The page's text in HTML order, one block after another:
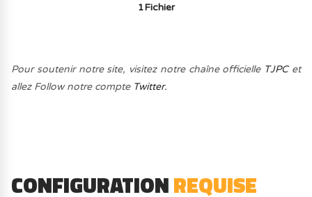
1Fichier
Pour soutenir notre site, visitez notre chaîne officielle TJPCet
allez Follow notre compte Twitter.
CONFIGURATIONREQUISE